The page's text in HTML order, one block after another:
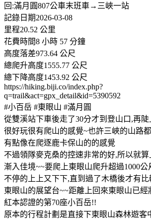
回:滿月圓807公車末班車→三峽一站
記錄日期2026-03-08
里程20.52 公里
花費時間8 小時 57 分鐘
高度落差973.64 公尺
總爬升高度1555.77 公尺
總下降高度1453.92 公尺
https://hiking.biji.co/index.php?
q=trail&act=gpx_detail&id=5390592
#小百岳 #東眼山 #滿月圓
從雙溪站下車後走了30分才到登山口,再
很好玩很有爬山的感覺~也許三峽的山路
有點像在爬逐鹿卡保山的的感覺
不過領隊麥克桑的控速非常的好,所以就
漸入佳境~~要爬上東眼山爬升超過1000公
不停的上上又下下,直到過了木橋後才有比
東眼山的展望台~~距離上回來東眼山已經
紅本認證的第70座小百岳!!
原本的行程計劃是直接下東眼山森林遊客